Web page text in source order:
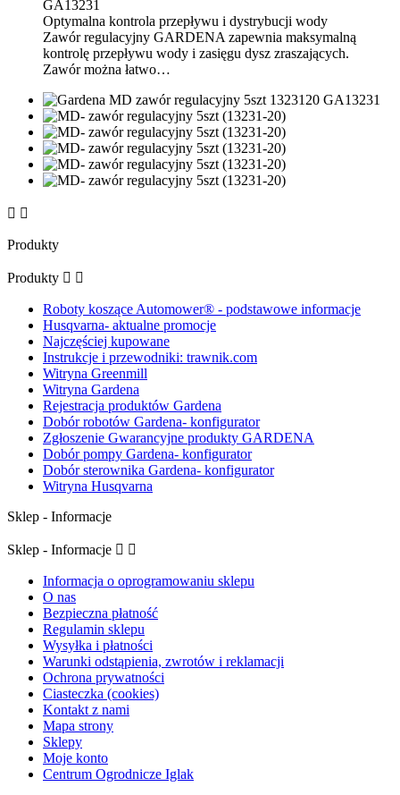
Optymalna kontrola przepływu i dystrybucji wody
Zawór regulacyjny GARDENA zapewnia maksymalną
kontrolę przepływu wody i zasięgu dysz zraszających.
Zawór można łatwo…
 
Produkty
Produkty  
Roboty koszące Automower® - podstawowe informacje
Husqvarna- aktualne promocje
Najczęściej kupowane
Instrukcje i przewodniki: trawnik.com
Witryna Greenmill
Witryna Gardena
Rejestracja produktów Gardena
Dobór robotów Gardena- konfigurator
Zgłoszenie Gwarancyjne produkty GARDENA
Dobór pompy Gardena- konfigurator
Dobór sterownika Gardena- konfigurator
Witryna Husqvarna
Sklep - Informacje
Sklep - Informacje  
Informacja o oprogramowaniu sklepu
O nas
Bezpieczna płatność
Regulamin sklepu
Wysyłka i płatności
Warunki odstąpienia, zwrotów i reklamacji
Ochrona prywatności
Ciasteczka (cookies)
Kontakt z nami
Mapa strony
Sklepy
Moje konto
Centrum Ogrodnicze Iglak